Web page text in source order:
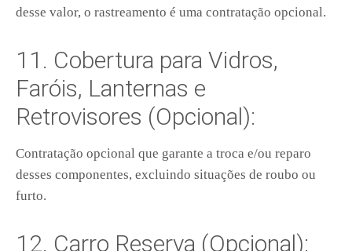
desse valor, o rastreamento é uma contratação opcional.
11. Cobertura para Vidros,
Faróis, Lanternas e
Retrovisores (Opcional):
Contratação opcional que garante a troca e/ou reparo
desses componentes, excluindo situações de roubo ou
furto.
12. Carro Reserva (Opcional):